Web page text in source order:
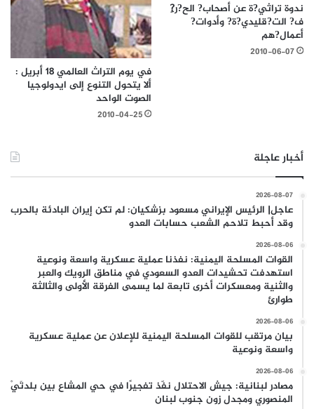
ندوة تراثي?ة عن أصحاب? الح?ر?ِ
ف? الت?قليدي?ة? وأدوات?
أعمال?هم
2010-06-07
في يوم التراث العالمي 18 أبريل :
ألا يتحول التنوع إلى ايدولوجيا
الصوت الواحد
2010-04-25
أخبار عاجلة
2026-08-07
عاجل| الرئيس الإيراني مسعود بزشكيان: لم تكن إيران البادئة بالحرب
وقد أحبط تلاحم الشعب حسابات العدو
2026-08-06
القوات المسلحة اليمنية: نفذنا عملية عسكرية واسعة ونوعية
استهدفت تحشيدات العدو السعودي في مناطق الرويك والعبر
والثنية ومعسكرات أخرى تابعة لما يسمى الفرقة الأولى والثالثة
طوارئ
2026-08-06
بيان مرتقب للقوات المسلحة اليمنية للإعلان عن عملية عسكرية
واسعة ونوعية
2026-08-06
مصادر لبنانية: جيش الاحتلال نفّذ تفجيرًا في حي المشاع بين بلدتَيْ
المنصوري ومجدل زون جنوب لبنان